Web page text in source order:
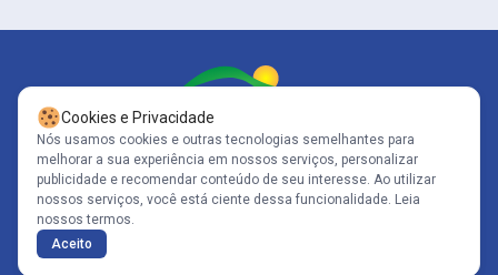
Siga-nos
Copyright© 2005-2026 - Portal Caparaó - CNPJ: 10.570.353/0001-80 | Todos
os direitos reservados .
Cookies e Privacidade
Nós usamos cookies e outras tecnologias semelhantes para
melhorar a sua experiência em nossos serviços, personalizar
publicidade e recomendar conteúdo de seu interesse. Ao utilizar
nossos serviços, você está ciente dessa funcionalidade. Leia
nossos termos.
Aceito